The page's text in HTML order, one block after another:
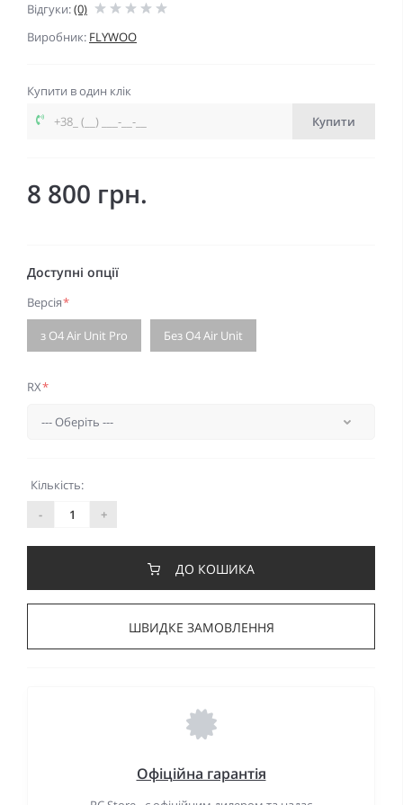
Відгуки:(0)
Виробник: FLYWOO
Купити в один клік
Купити
8 800 грн.
Доступні опції
Версія*
з O4 Air Unit Pro Без O4 Air Unit
RX*
Кількість:
-
+
ДО КОШИКА
ШВИДКЕ ЗАМОВЛЕННЯ
Офіційна гарантія